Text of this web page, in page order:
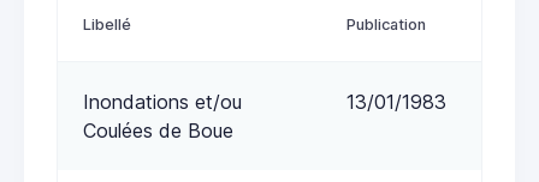
Libellé Publication
Inondations et/ou
Coulées de Boue
13/01/1983